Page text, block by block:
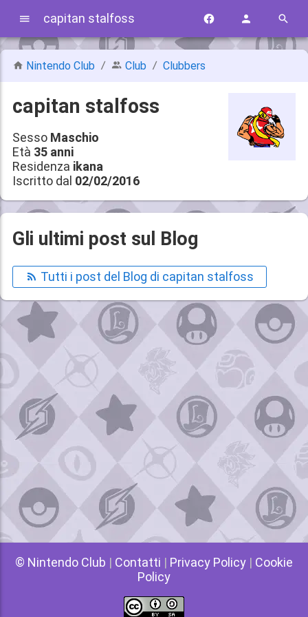
capitan stalfoss
Nintendo Club Club Clubbers
capitan stalfoss
Sesso Maschio
Età 35 anni
Residenza ikana
Iscritto dal 02/02/2016
Gli ultimi post sul Blog
Tutti i post del Blog di capitan stalfoss
© Nintendo Club | Contatti | Privacy Policy | Cookie
Policy